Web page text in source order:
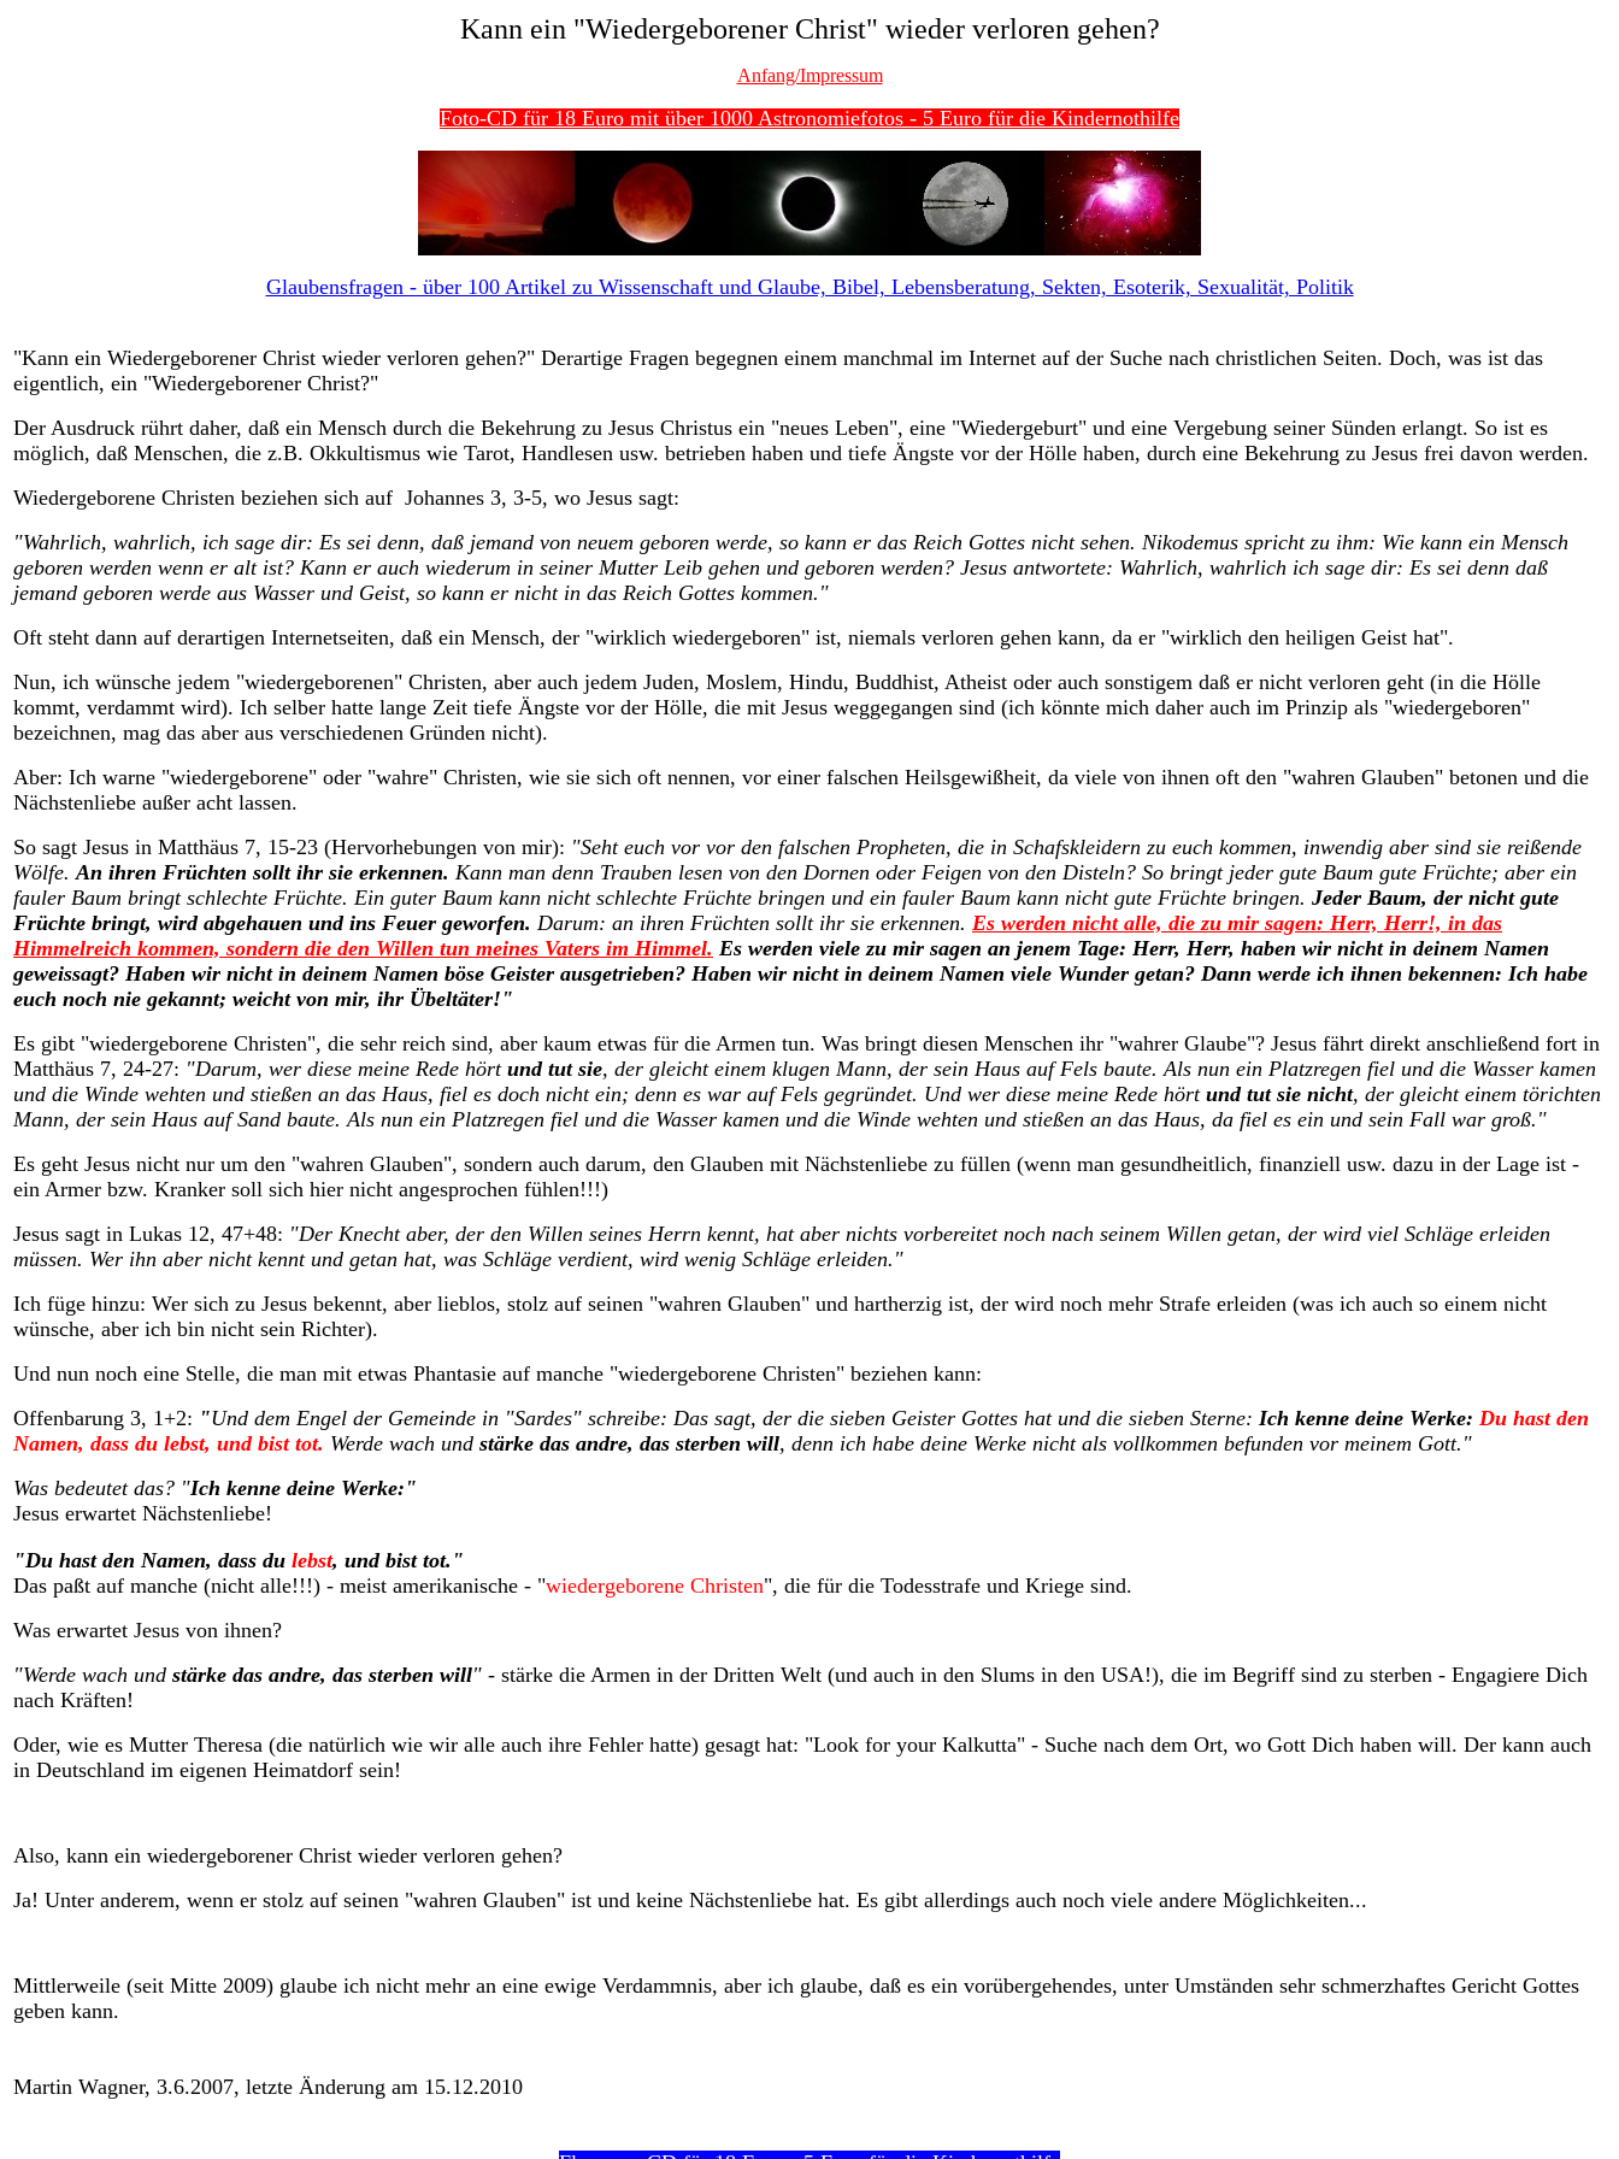
Kann ein "Wiedergeborener Christ" wieder verloren gehen?
Anfang/Impressum
Foto-CD für 18 Euro mit über 1000 Astronomiefotos - 5 Euro für die Kindernothilfe
Glaubensfragen - über 100 Artikel zu Wissenschaft und Glaube, Bibel, Lebensberatung, Sekten, Esoterik, Sexualität, Politik
"Kann ein Wiedergeborener Christ wieder verloren gehen?" Derartige Fragen begegnen einem manchmal im Internet auf der Suche nach christlichen Seiten. Doch, was ist das
eigentlich, ein "Wiedergeborener Christ?"
Der Ausdruck rührt daher, daß ein Mensch durch die Bekehrung zu Jesus Christus ein "neues Leben", eine "Wiedergeburt" und eine Vergebung seiner Sünden erlangt. So ist es
möglich, daß Menschen, die z.B. Okkultismus wie Tarot, Handlesen usw. betrieben haben und tiefe Ängste vor der Hölle haben, durch eine Bekehrung zu Jesus frei davon werden.
Wiedergeborene Christen beziehen sich auf Johannes 3, 3-5, wo Jesus sagt:
"Wahrlich, wahrlich, ich sage dir: Es sei denn, daß jemand von neuem geboren werde, so kann er das Reich Gottes nicht sehen. Nikodemus spricht zu ihm: Wie kann ein Mensch
geboren werden wenn er alt ist? Kann er auch wiederum in seiner Mutter Leib gehen und geboren werden? Jesus antwortete: Wahrlich, wahrlich ich sage dir: Es sei denn daß
jemand geboren werde aus Wasser und Geist, so kann er nicht in das Reich Gottes kommen."
Oft steht dann auf derartigen Internetseiten, daß ein Mensch, der "wirklich wiedergeboren" ist, niemals verloren gehen kann, da er "wirklich den heiligen Geist hat".
Nun, ich wünsche jedem "wiedergeborenen" Christen, aber auch jedem Juden, Moslem, Hindu, Buddhist, Atheist oder auch sonstigem daß er nicht verloren geht (in die Hölle
kommt, verdammt wird). Ich selber hatte lange Zeit tiefe Ängste vor der Hölle, die mit Jesus weggegangen sind (ich könnte mich daher auch im Prinzip als "wiedergeboren"
bezeichnen, mag das aber aus verschiedenen Gründen nicht).
Aber: Ich warne "wiedergeborene" oder "wahre" Christen, wie sie sich oft nennen, vor einer falschen Heilsgewißheit, da viele von ihnen oft den "wahren Glauben" betonen und die
Nächstenliebe außer acht lassen.
So sagt Jesus in Matthäus 7, 15-23 (Hervorhebungen von mir): "Seht euch vor vor den falschen Propheten, die in Schafskleidern zu euch kommen, inwendig aber sind sie reißende
Wölfe.An ihren Früchten sollt ihr sie erkennen. Kann man denn Trauben lesen von den Dornen oder Feigen von den Disteln? So bringt jeder gute Baum gute Früchte; aber ein
fauler Baum bringt schlechte Früchte. Ein guter Baum kann nicht schlechte Früchte bringen und ein fauler Baum kann nicht gute Früchte bringen. Jeder Baum, der nicht gute
Früchte bringt, wird abgehauen und ins Feuer geworfen. Darum: an ihren Früchten sollt ihr sie erkennen. Es werden nicht alle, die zu mir sagen: Herr, Herr!, in das
Himmelreich kommen, sondern die den Willen tun meines Vaters im Himmel. Es werden viele zu mir sagen an jenem Tage: Herr, Herr, haben wir nicht in deinem Namen
geweissagt? Haben wir nicht in deinem Namen böse Geister ausgetrieben? Haben wir nicht in deinem Namen viele Wunder getan? Dann werde ich ihnen bekennen: Ich habe
euch noch nie gekannt; weicht von mir, ihr Übeltäter!"
Es gibt "wiedergeborene Christen", die sehr reich sind, aber kaum etwas für die Armen tun. Was bringt diesen Menschen ihr "wahrer Glaube"? Jesus fährt direkt anschließend fort in
Matthäus 7, 24-27: "Darum, wer diese meine Rede hört und tut sie, der gleicht einem klugen Mann, der sein Haus auf Fels baute.Als nun ein Platzregen fiel und die Wasser kamen
und die Winde wehten und stießen an das Haus, fiel es doch nicht ein; denn es war auf Fels gegründet. Und wer diese meine Rede hört und tut sie nicht, der gleicht einem törichten
Mann, der sein Haus auf Sand baute. Als nun ein Platzregen fiel und die Wasser kamen und die Winde wehten und stießen an das Haus, da fiel es ein und sein Fall war groß."
Es geht Jesus nicht nur um den "wahren Glauben", sondern auch darum, den Glauben mit Nächstenliebe zu füllen (wenn man gesundheitlich, finanziell usw. dazu in der Lage ist -
ein Armer bzw. Kranker soll sich hier nicht angesprochen fühlen!!!)
Jesus sagt in Lukas 12, 47+48: "Der Knecht aber, der den Willen seines Herrn kennt, hat aber nichts vorbereitet noch nach seinem Willen getan, der wird viel Schläge erleiden
müssen. Wer ihn aber nicht kennt und getan hat, was Schläge verdient, wird wenig Schläge erleiden."
Ich füge hinzu: Wer sich zu Jesus bekennt, aber lieblos, stolz auf seinen "wahren Glauben" und hartherzig ist, der wird noch mehr Strafe erleiden (was ich auch so einem nicht
wünsche, aber ich bin nicht sein Richter).
Und nun noch eine Stelle, die man mit etwas Phantasie auf manche "wiedergeborene Christen" beziehen kann:
Offenbarung 3, 1+2: "Und dem Engel der Gemeinde in "Sardes" schreibe: Das sagt, der die sieben Geister Gottes hat und die sieben Sterne: Ich kenne deine Werke: Du hast den
Namen, dass du lebst, und bist tot. Werde wach und stärke das andre, das sterben will, denn ich habe deine Werke nicht als vollkommen befunden vor meinem Gott."
Was bedeutet das? "Ich kenne deine Werke:"
Jesus erwartet Nächstenliebe!
"Du hast den Namen, dass du lebst, und bist tot."
Das paßt auf manche (nicht alle!!!) - meist amerikanische - "wiedergeborene Christen", die für die Todesstrafe und Kriege sind.
Was erwartet Jesus von ihnen?
"Werde wach und stärke das andre, das sterben will" - stärke die Armen in der Dritten Welt (und auch in den Slums in den USA!), die im Begriff sind zu sterben - Engagiere Dich
nach Kräften!
Oder, wie es Mutter Theresa (die natürlich wie wir alle auch ihre Fehler hatte) gesagt hat: "Look for your Kalkutta" - Suche nach dem Ort, wo Gott Dich haben will. Der kann auch
in Deutschland im eigenen Heimatdorf sein!
Also, kann ein wiedergeborener Christ wieder verloren gehen?
Ja! Unter anderem, wenn er stolz auf seinen "wahren Glauben" ist und keine Nächstenliebe hat. Es gibt allerdings auch noch viele andere Möglichkeiten...
Mittlerweile (seit Mitte 2009) glaube ich nicht mehr an eine ewige Verdammnis, aber ich glaube, daß es ein vorübergehendes, unter Umständen sehr schmerzhaftes Gericht Gottes
geben kann.
Martin Wagner, 3.6.2007, letzte Änderung am 15.12.2010